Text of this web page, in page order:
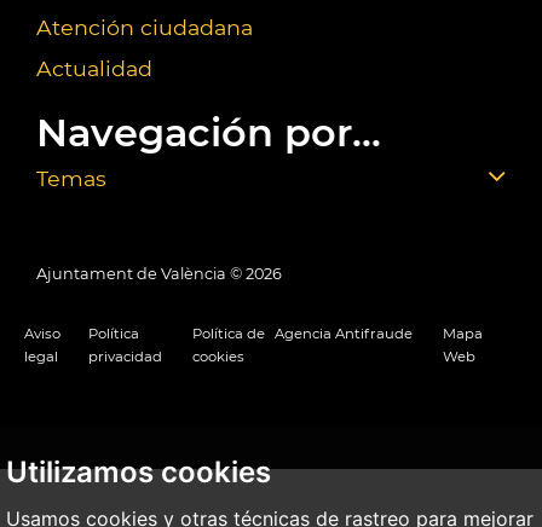
Utilizamos cookies
Usamos cookies y otras técnicas de rastreo para mejorar
Atención ciudadana
Actualidad
Navegación por...
Temas
Ajuntament de València © 2026
Aviso
legal
Política
privacidad
Política de
cookies
Agencia Antifraude
Mapa
Web